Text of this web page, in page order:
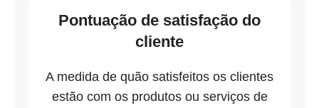
Pontuação de satisfação do
cliente
A medida de quão satisfeitos os clientes
estão com os produtos ou serviços de